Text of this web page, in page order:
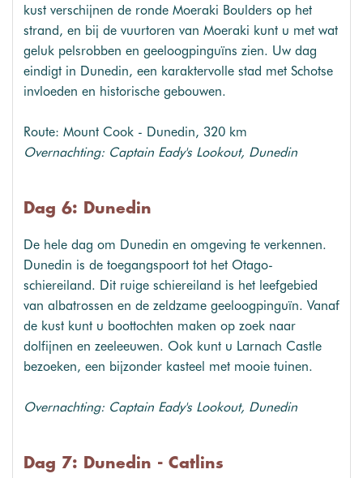
kust verschijnen de ronde Moeraki Boulders op het
strand, en bij de vuurtoren van Moeraki kunt u met wat
geluk pelsrobben en geeloogpinguïns zien. Uw dag
eindigt in Dunedin, een karaktervolle stad met Schotse
invloeden en historische gebouwen.
Route: Mount Cook - Dunedin, 320 km
Overnachting: Captain Eady's Lookout, Dunedin
Dag 6: Dunedin
De hele dag om Dunedin en omgeving te verkennen.
Dunedin is de toegangspoort tot het Otago-
schiereiland. Dit ruige schiereiland is het leefgebied
van albatrossen en de zeldzame geeloogpinguïn. Vanaf
de kust kunt u boottochten maken op zoek naar
dolfijnen en zeeleeuwen. Ook kunt u Larnach Castle
bezoeken, een bijzonder kasteel met mooie tuinen.
Overnachting: Captain Eady's Lookout, Dunedin
Dag 7: Dunedin - Catlins